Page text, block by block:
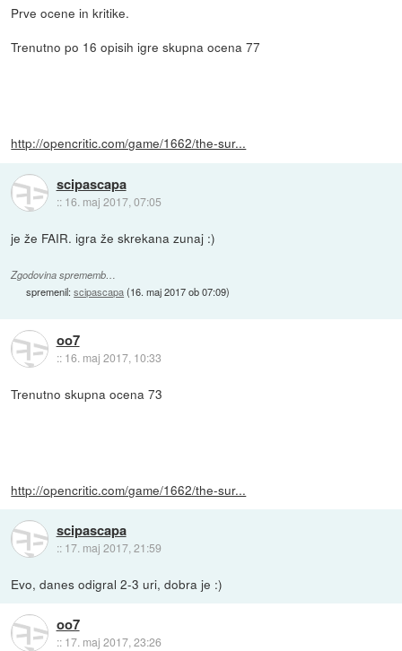
Prve ocene in kritike.
Trenutno po 16 opisih igre skupna ocena 77
http://opencritic.com/game/1662/the-sur...
scipascapa
:: 16. maj 2017, 07:05
je že FAIR. igra že skrekana zunaj :)
Zgodovina sprememb…
spremenil:scipascapa(16. maj 2017 ob 07:09)
oo7
:: 16. maj 2017, 10:33
Trenutno skupna ocena 73
http://opencritic.com/game/1662/the-sur...
scipascapa
:: 17. maj 2017, 21:59
Evo, danes odigral 2-3 uri, dobra je :)
oo7
:: 17. maj 2017, 23:26